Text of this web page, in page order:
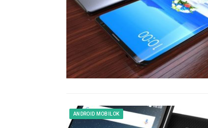
ANDROID MOBILOK